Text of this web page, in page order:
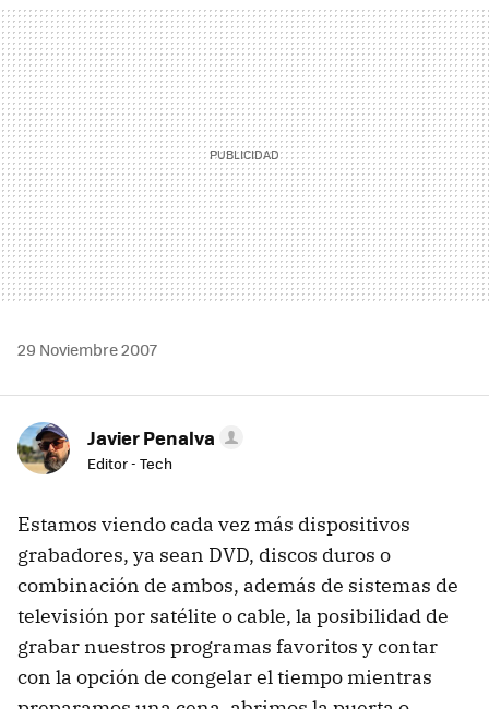
MAIL
29 Noviembre 2007
Javier Penalva
Editor - Tech
Estamos viendo cada vez más dispositivos
grabadores, ya sean DVD, discos duros o
combinación de ambos, además de sistemas de
televisión por satélite o cable, la posibilidad de
grabar nuestros programas favoritos y contar
con la opción de congelar el tiempo mientras